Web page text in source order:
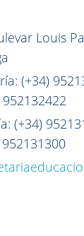
Louis
(+34)
(+34)